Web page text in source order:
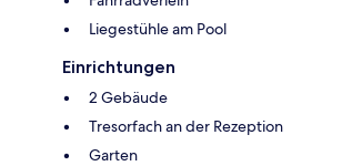
Liegestühle am Pool
Einrichtungen
2 Gebäude
Tresorfach an der Rezeption
Garten